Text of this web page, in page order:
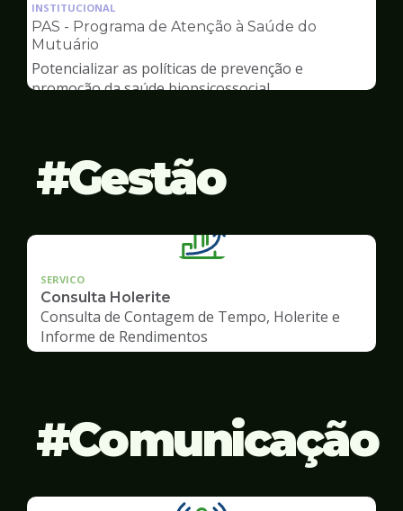
pagina
Capep
INSTITUCIONAL
PAS - Programa de Atenção à Saúde do
Mutuário
Potencializar as políticas de prevenção e
promoção da saúde biopsicossocial
Gestão
SERVICO
Consulta Holerite
Consulta de Contagem de Tempo, Holerite e
Informe de Rendimentos
Comunicação